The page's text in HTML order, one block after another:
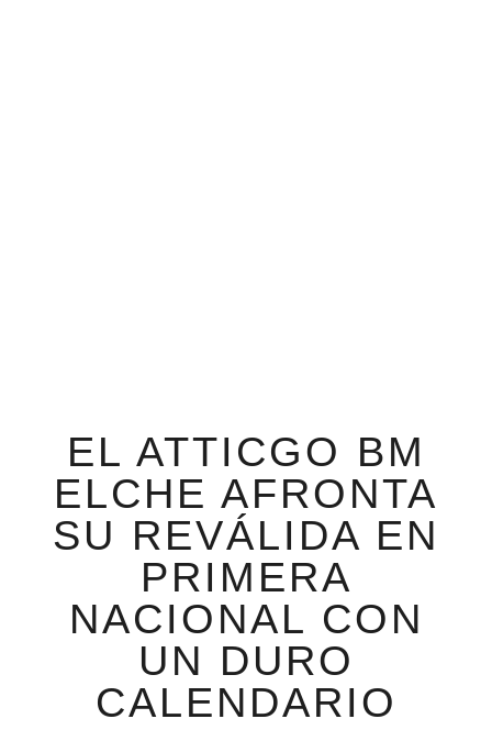
EL ATTICGO BM
ELCHE AFRONTA
SU REVÁLIDA EN
PRIMERA
NACIONAL CON
UN DURO
CALENDARIO